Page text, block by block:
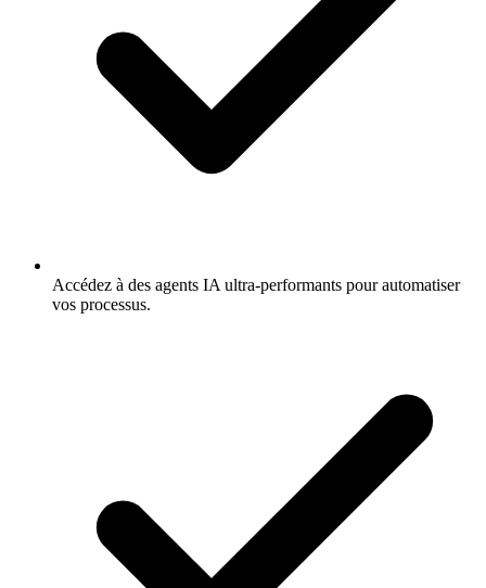
Accédez à des agents IA ultra-performants pour automatiser
vos processus.